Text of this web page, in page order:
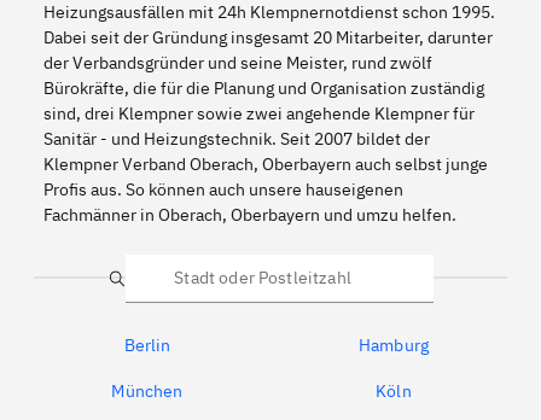
Heizungsausfällen mit 24h Klempnernotdienst schon 1995.
Dabei seit der Gründung insgesamt 20 Mitarbeiter, darunter
der Verbandsgründer und seine Meister, rund zwölf
Bürokräfte, die für die Planung und Organisation zuständig
sind, drei Klempner sowie zwei angehende Klempner für
Sanitär - und Heizungstechnik. Seit 2007 bildet der
Klempner Verband Oberach, Oberbayern auch selbst junge
Profis aus. So können auch unsere hauseigenen
Fachmänner in Oberach, Oberbayern und umzu helfen.
Suche
Berlin Hamburg
München Köln